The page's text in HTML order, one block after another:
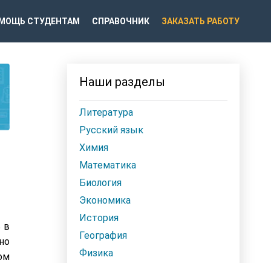
СТУДЕНТАМ СПРАВОЧНИК ЗАКАЗАТЬ РАБОТУ
в
Наши разделы
Литература
Русский язык
Химия
Математика
Биология
Экономика
История
География
Физика